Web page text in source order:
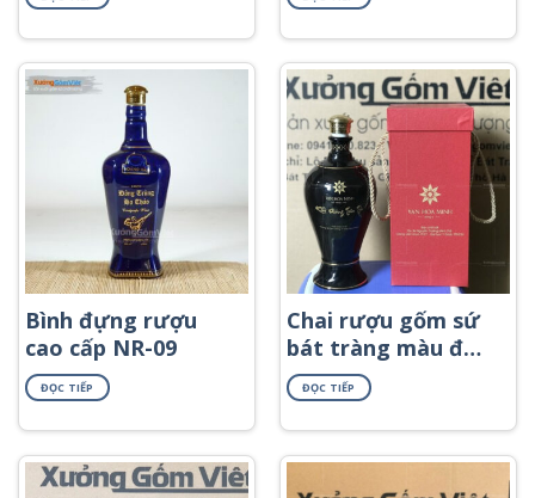
NR-53
logo NR-58
Bình đựng rượu
cao cấp NR-09
ĐỌC TIẾP
Chai rượu gốm sứ
bát tràng màu đen
dáng mai bình in
logo NR-36
ĐỌC TIẾP